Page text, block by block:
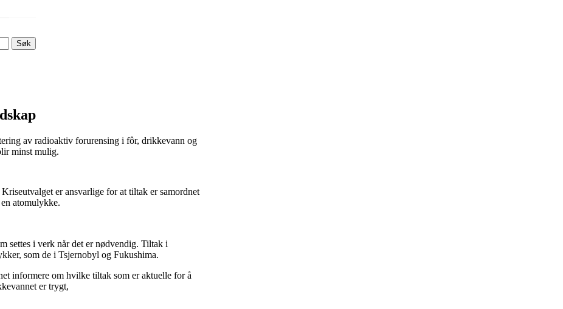
Søk
av radioaktiv forurensing i fôr, drikkevann og
minst mulig.
er ansvarlige for at tiltak er samordnet
atomulykke.
settes i verk når det er nødvendig. Tiltak i
som de i Tsjernobyl og Fukushima.
informere om hvilke tiltak som er aktuelle for å
er trygt,